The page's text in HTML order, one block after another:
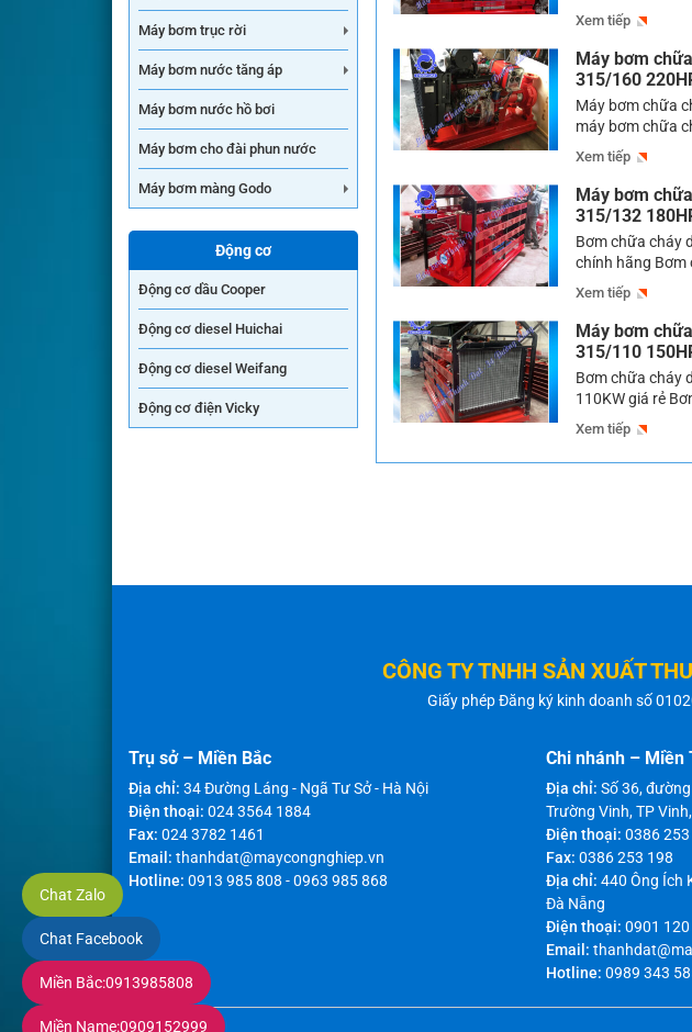
Máy bơm trục rời
Máy bơm nước tăng áp
Máy bơm nước hồ bơi
Máy bơm cho đài phun nước
Máy bơm màng Godo
Động cơ
Động cơ dầu Cooper
Động cơ diesel Huichai
Động cơ diesel Weifang
Động cơ điện Vicky
Hyundai là
Quốc được
bơm […]
Xem tiếp
Máy bơm
315/160
Máy bơm chữa
máy bơm chữa
cháy Máy bơm
thể cung cấp
Xem tiếp
Máy bơm
315/132
Bơm chữa cháy
chính hãng Bơm
được lắp đặt
được chiếc
[…]
Xem tiếp
Máy bơm
315/110
Bơm chữa cháy
110KW giá rẻ
chữa cháy có
cháy đặt hiệu
Xem tiếp
CÔNG TY TNHH SẢN XUẤT
Giấy phép Đăng ký kinh doanh số
Trụ sở – Miền Bắc
Địa chỉ: 34 Đường Láng - Ngã Tư Sở - Hà Nội
Điện thoại: 024 3564 1884
Fax: 024 3782 1461
Email: thanhdat@maycongnghiep.vn
Hotline: 0913 985 808 -0963 985 868
Chi nhánh – Miền
Địa chỉ: Số 36,
Trường Vinh, TP
Điện thoại: 0386 253
Fax: 0386 253 198
Địa chỉ: 440 Ông Ích
Đà Nẵng
Điện thoại: 0901 120
Email:
Hotline: 0989 343
Chat Zalo
Chat Facebook
Miền Bắc:0913985808
Miền Name:0909152999